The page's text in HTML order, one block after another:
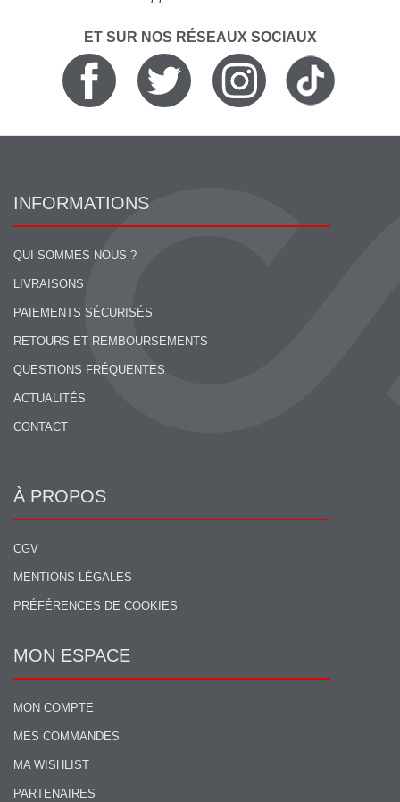
ET SUR NOS RÉSEAUX SOCIAUX
INFORMATIONS
QUI SOMMES NOUS ?
LIVRAISONS
PAIEMENTS SÉCURISÉS
RETOURS ET REMBOURSEMENTS
QUESTIONS FRÉQUENTES
ACTUALITÉS
CONTACT
À PROPOS
CGV
MENTIONS LÉGALES
PRÉFÉRENCES DE COOKIES
MON ESPACE
MON COMPTE
MES COMMANDES
MA WISHLIST
PARTENAIRES